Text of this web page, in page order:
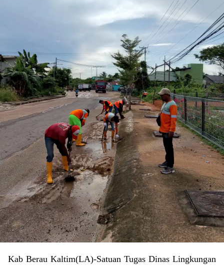
Kab Berau Kaltim(LA)-Satuan Tugas Dinas Lingkungan